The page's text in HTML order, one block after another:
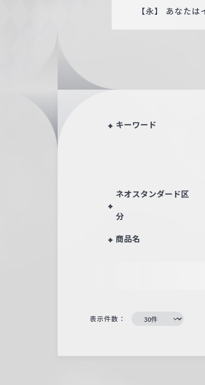
【永】 あなた
キーワード
ネオスタンダード区
分
商品名
表示件数：